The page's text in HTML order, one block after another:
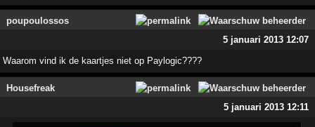
poupoulossos
5 januari 2013 12:07
Waarom vind ik de kaartjes niet op Paylogic????
Housefreak
5 januari 2013 12:11